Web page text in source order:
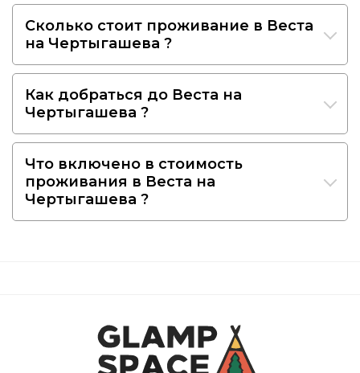
Сколько стоит проживание в Веста
на Чертыгашева ?
Как добраться до Веста на
Чертыгашева ?
Что включено в стоимость
проживания в Веста на
Чертыгашева ?